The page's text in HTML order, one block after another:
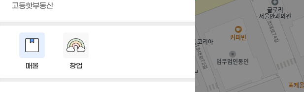
고등핫부동산
매물 창업